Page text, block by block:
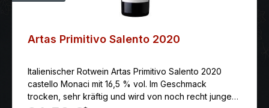
Artas Primitivo Salento 2020
Italienischer Rotwein Artas Primitivo Salento 2020
castello Monaci mit 16,5 % vol. Im Geschmack
trocken, sehr kräftig und wird von noch recht jungen